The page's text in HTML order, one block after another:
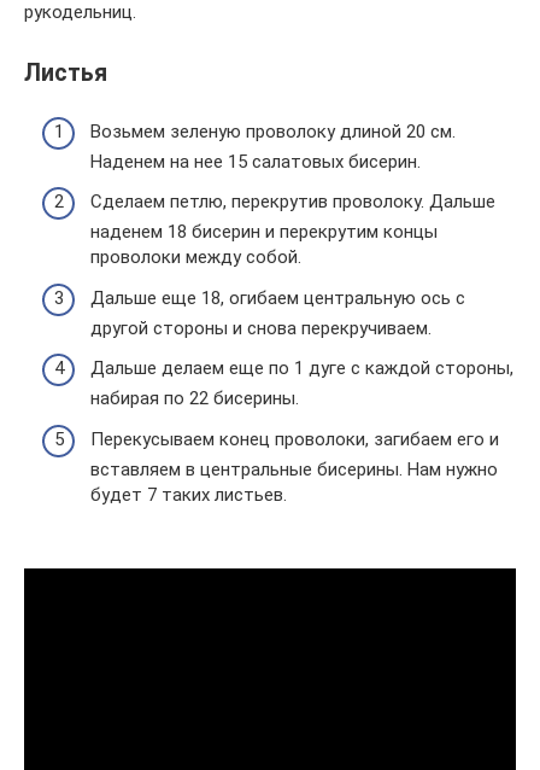
рукодельниц.
Листья
Возьмем зеленую проволоку длиной 20 см.
Наденем на нее 15 салатовых бисерин.
Сделаем петлю, перекрутив проволоку. Дальше
наденем 18 бисерин и перекрутим концы
проволоки между собой.
Дальше еще 18, огибаем центральную ось с
другой стороны и снова перекручиваем.
Дальше делаем еще по 1 дуге с каждой стороны,
набирая по 22 бисерины.
Перекусываем конец проволоки, загибаем его и
вставляем в центральные бисерины. Нам нужно
будет 7 таких листьев.